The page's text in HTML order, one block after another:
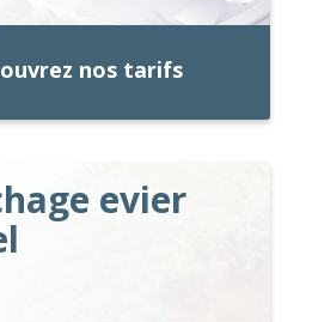
nos tarifs
evier